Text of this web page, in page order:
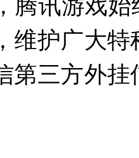
腾讯游戏
维护广大
第三方外